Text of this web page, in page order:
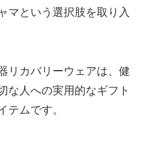
マという選択肢を取り入
リカバリーウェアは、健
な人への実用的なギフト
テムです。